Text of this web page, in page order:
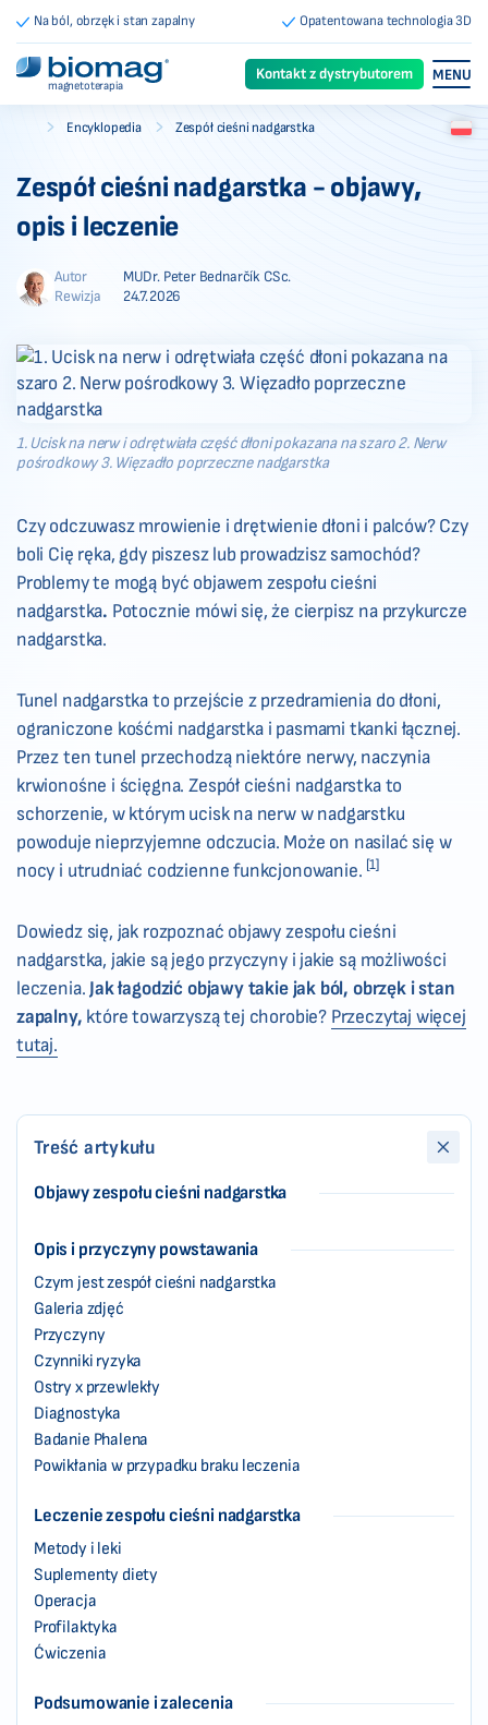
Na ból, obrzęk i stan zapalny Opatentowana technologia 3D
magnetoterapia
Kontakt z dystrybutorem MENU
Biomag Encyklopedia Zespół cieśni nadgarstka
Zespół cieśni nadgarstka - objawy,
opis i leczenie
Autor
MUDr. Peter Bednarčík CSc.
Rewizja
24.7.2026
1. Ucisk na nerw i odrętwiała część dłoni pokazana na szaro 2. Nerw
pośrodkowy 3. Więzadło poprzeczne nadgarstka
Czy odczuwasz mrowienie i drętwienie dłoni i palców? Czy
boli Cię ręka, gdy piszesz lub prowadzisz samochód?
Problemy te mogą być objawem zespołu cieśni
nadgarstka. Potocznie mówi się, że cierpisz na przykurcze
nadgarstka.
Tunel nadgarstka to przejście z przedramienia do dłoni,
ograniczone kośćmi nadgarstka i pasmami tkanki łącznej.
Przez ten tunel przechodzą niektóre nerwy, naczynia
krwionośne i ścięgna. Zespół cieśni nadgarstka to
schorzenie, w którym ucisk na nerw w nadgarstku
powoduje nieprzyjemne odczucia. Może on nasilać się w
nocy i utrudniać codzienne funkcjonowanie. [1]
Dowiedz się, jak rozpoznać objawy zespołu cieśni
nadgarstka, jakie są jego przyczyny i jakie są możliwości
leczenia. Jak łagodzić objawy takie jak ból, obrzęk i stan
zapalny, które towarzyszą tej chorobie? Przeczytaj więcej
tutaj.
Treść artykułu
Objawy zespołu cieśni nadgarstka
Opis i przyczyny powstawania
Czym jest zespół cieśni nadgarstka
Galeria zdjęć
Przyczyny
Czynniki ryzyka
Ostry x przewlekły
Diagnostyka
Badanie Phalena
Powikłania w przypadku braku leczenia
Leczenie zespołu cieśni nadgarstka
Metody i leki
Suplementy diety
Operacja
Profilaktyka
Ćwiczenia
Podsumowanie i zalecenia